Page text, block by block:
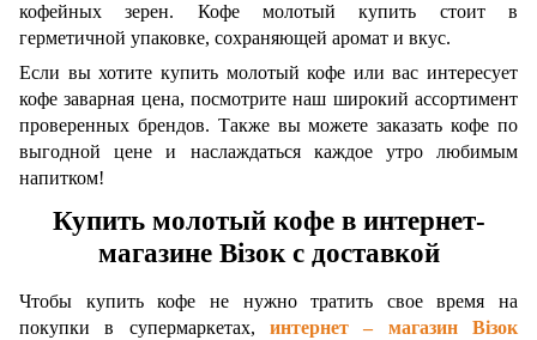
кофейных зерен. Кофе молотый купить стоит в
герметичной упаковке, сохраняющей аромат и вкус.
Если вы хотите купить молотый кофе или вас интересует
кофе заварная цена, посмотрите наш широкий ассортимент
проверенных брендов. Также вы можете заказать кофе по
выгодной цене и наслаждаться каждое утро любимым
напитком!
Купить молотый кофе в интернет-
магазине Візок с доставкой
Чтобы купить кофе не нужно тратить свое время на
покупки в супермаркетах, интернет – магазин Візок